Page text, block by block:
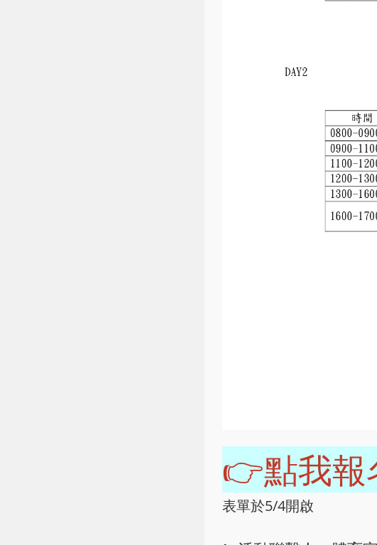
👉點我報
表單於5/4開啟